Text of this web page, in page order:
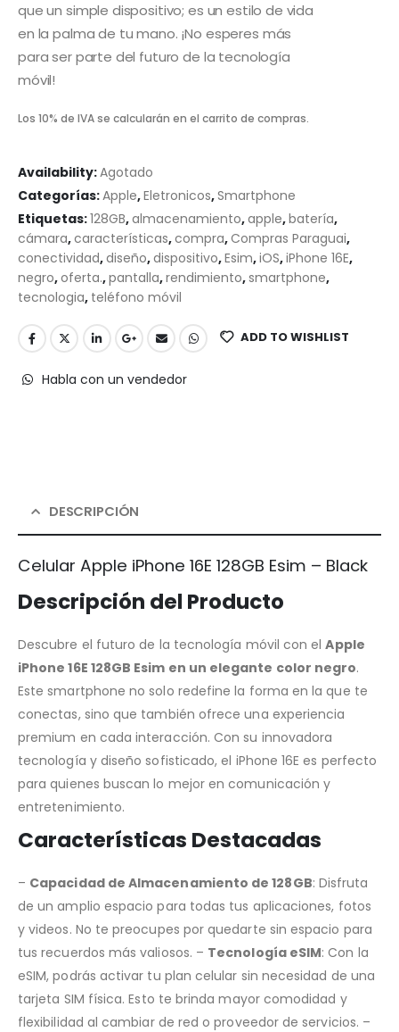
que un simple dispositivo; es un estilo de vida
en la palma de tu mano. ¡No esperes más
para ser parte del futuro de la tecnología
móvil!
Los 10% de IVA se calcularán en el carrito de compras.
Availability:Agotado
Categorías:Apple,Eletronicos,Smartphone
Etiquetas:128GB,almacenamiento,apple,batería,
cámara,características,compra,Compras Paraguai,
conectividad,diseño,dispositivo,Esim,iOS,iPhone 16E,
negro,oferta.,pantalla,rendimiento,smartphone,
tecnologia, teléfono móvil
ADD TO WISHLIST
Habla con un vendedor
DESCRIPCIÓN
Celular Apple iPhone 16E 128GB Esim – Black
Descripción del Producto
Descubre el futuro de la tecnología móvil con elApple
iPhone 16E 128GB Esim en un elegante color negro.
Este smartphone no solo redefine la forma en la que te
conectas, sino que también ofrece una experiencia
premium en cada interacción. Con su innovadora
tecnología y diseño sofisticado, el iPhone 16E es perfecto
para quienes buscan lo mejor en comunicación y
entretenimiento.
Características Destacadas
– Capacidad de Almacenamiento de 128GB: Disfruta
de un amplio espacio para todas tus aplicaciones, fotos
y videos. No te preocupes por quedarte sin espacio para
tus recuerdos más valiosos. – Tecnología eSIM: Con la
eSIM, podrás activar tu plan celular sin necesidad de una
tarjeta SIM física. Esto te brinda mayor comodidad y
flexibilidad al cambiar de red o proveedor de servicios. –